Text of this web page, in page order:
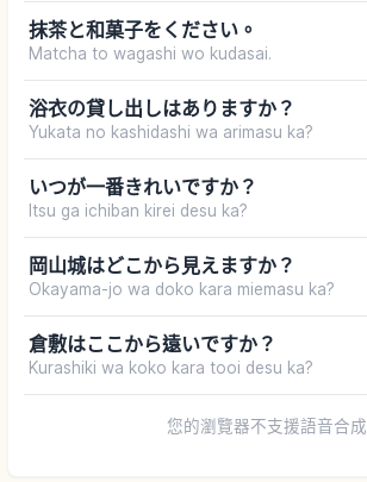
抹茶と和菓子をください。
Matcha to wagashi wo kudasai.
浴衣の貸し出しはありますか？
Yukata no kashidashi wa arimasu ka?
いつが一番きれいですか？
Itsu ga ichiban kirei desu ka?
岡山城はどこから見えますか？
Okayama-jo wa doko kara miemasu ka?
倉敷はここから遠いですか？
Kurashiki wa koko kara tooi desu ka?
您的瀏覽器不支援語音合成